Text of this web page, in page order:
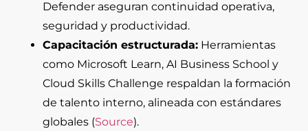
Defender aseguran continuidad operativa,
seguridad y productividad.
Capacitación estructurada: Herramientas
como Microsoft Learn, AI Business School y
Cloud Skills Challenge respaldan la formación
de talento interno, alineada con estándares
globales (Source).